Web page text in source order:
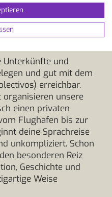
die
dauern und dir
vielfältige Landschaft
Unterkünfte und
und gut mit dem
erreichbar.
unsere
einen privaten
Flughafen bis zur
deine Sprachreise
unkompliziert. Schon
besonderen Reiz
Geschichte und
Weise